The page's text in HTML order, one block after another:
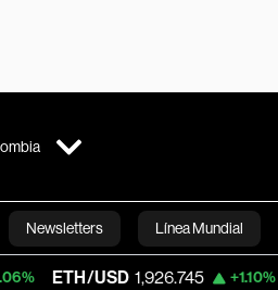
Newsletters Línea Mundial
Bloomberg
USD 1,926.745 +1.10% Visa